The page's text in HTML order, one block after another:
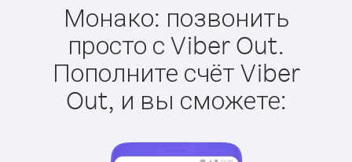
Монако: позвонить
просто с Viber Out.
Пополните счёт Viber
Out, и вы сможете: